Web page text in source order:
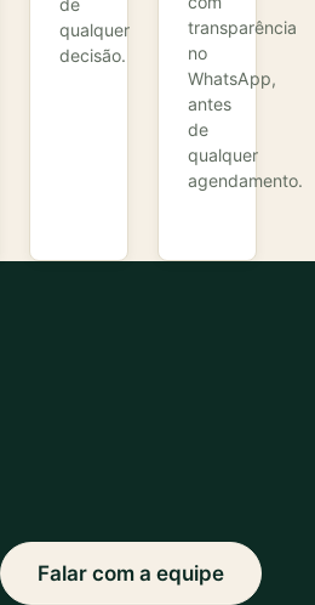
qualquer
decisão.
transparência
no
WhatsApp,
antes
de
qualquer
agendamento.
Falar com a equipe